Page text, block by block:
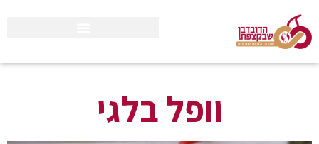
וופל בלגי